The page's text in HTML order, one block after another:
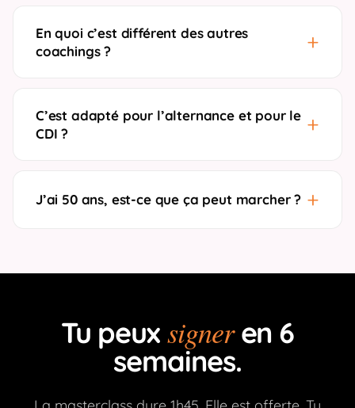
En quoi c’est différent des autres
coachings ?
C’est adapté pour l’alternance et pour le
CDI ?
J’ai 50 ans, est-ce que ça peut marcher ?
Tu peuxsigneren 6
semaines.